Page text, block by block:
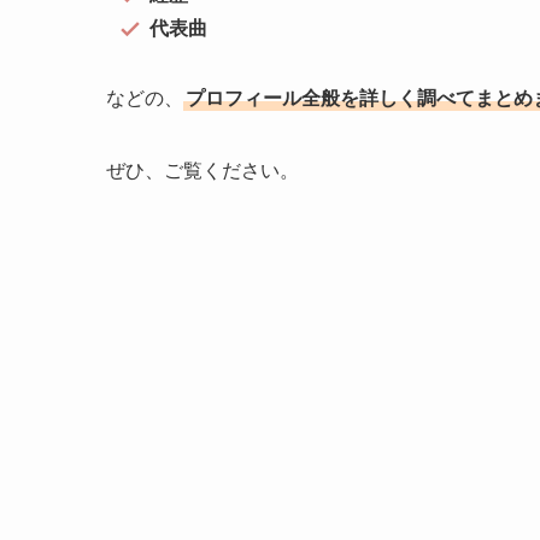
代表曲
などの、 プロフィール全般を詳しく調べてまとめ
ぜひ、ご覧ください。